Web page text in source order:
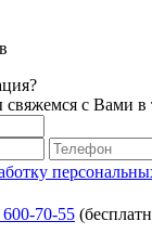
свяжемся с Вами
70-55